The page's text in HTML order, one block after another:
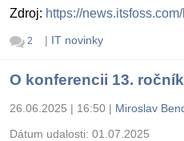
Zdroj: https://
2 | IT novinky
O konferencii 13.
26.06.2025 | 16:50 | Miroslav
Dátum udalosti: 01.07.2025